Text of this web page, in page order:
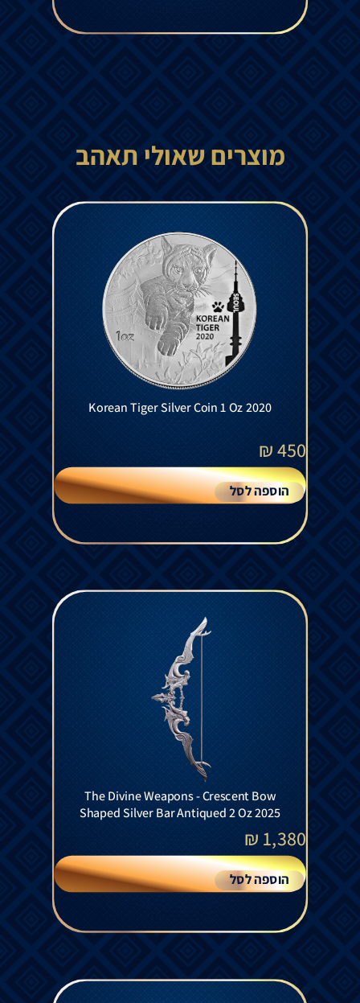
מוצרים שאולי תאהב
Korean Tiger Silver Coin 1 Oz 2020
450
₪
הוספה לסל
The Divine Weapons - Crescent Bow
Shaped Silver Bar Antiqued 2 Oz 2025
1,380
₪
הוספה לסל